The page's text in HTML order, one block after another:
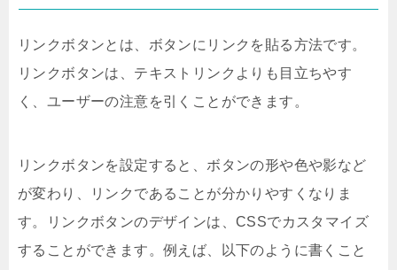
リンクボタンとは、ボタンにリンクを貼る方法です。
リンクボタンは、テキストリンクよりも目立ちやす
く、ユーザーの注意を引くことができます。
リンクボタンを設定すると、ボタンの形や色や影など
が変わり、リンクであることが分かりやすくなりま
す。リンクボタンのデザインは、CSSでカスタマイズ
することができます。例えば、以下のように書くこと